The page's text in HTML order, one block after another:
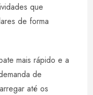
que
de forma
mais rápido e a
de
até os